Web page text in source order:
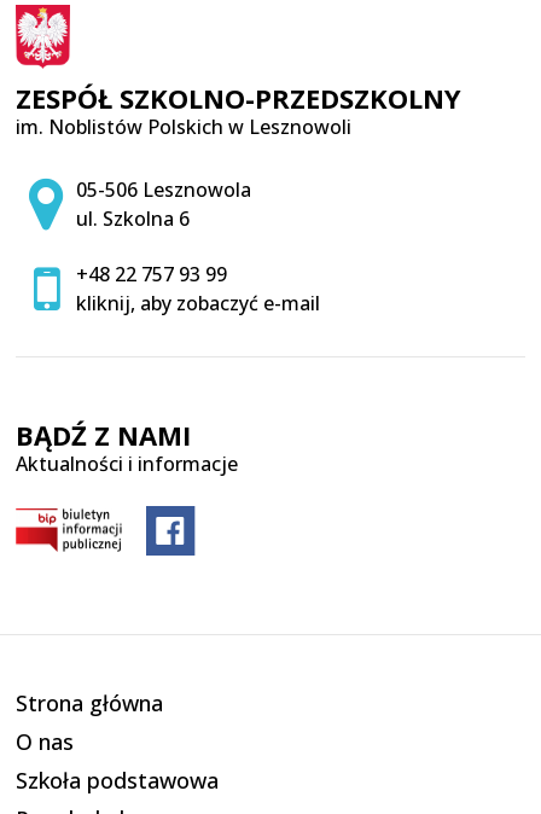
ZESPÓŁ SZKOLNO-PRZEDSZKOLNY
im. Noblistów Polskich w Lesznowoli
Adres pocztowy:
05-506 Lesznowola
ul. Szkolna 6
+48 22 757 93 99
kliknij, aby zobaczyć e-mail
BĄDŹ Z NAMI
Aktualności i informacje
Strona główna
O nas
Szkoła podstawowa